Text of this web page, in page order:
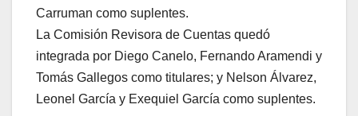
Carruman como suplentes.
La Comisión Revisora de Cuentas quedó
integrada por Diego Canelo, Fernando Aramendi y
Tomás Gallegos como titulares; y Nelson Álvarez,
Leonel García y Exequiel García como suplentes.